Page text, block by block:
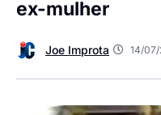
ex-mulher
Joe Improta 14/07/